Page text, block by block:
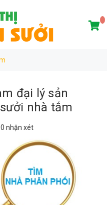
đại lý sản
nhà tắm
0 nhận xét